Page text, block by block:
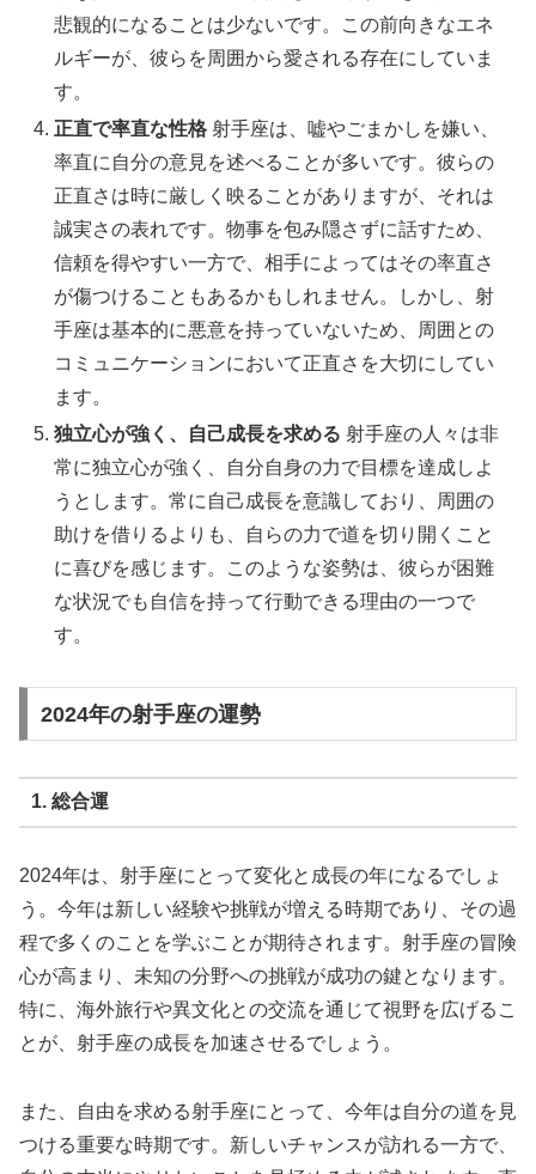
悲観的になることは少ないです。この前向きなエネ
ルギーが、彼らを周囲から愛される存在にしていま
す。
正直で率直な性格 射手座は、嘘やごまかしを嫌い、
率直に自分の意見を述べることが多いです。彼らの
正直さは時に厳しく映ることがありますが、それは
誠実さの表れです。物事を包み隠さずに話すため、
信頼を得やすい一方で、相手によってはその率直さ
が傷つけることもあるかもしれません。しかし、射
手座は基本的に悪意を持っていないため、周囲との
コミュニケーションにおいて正直さを大切にしてい
ます。
独立心が強く、自己成長を求める 射手座の人々は非
常に独立心が強く、自分自身の力で目標を達成しよ
うとします。常に自己成長を意識しており、周囲の
助けを借りるよりも、自らの力で道を切り開くこと
に喜びを感じます。このような姿勢は、彼らが困難
な状況でも自信を持って行動できる理由の一つで
す。
2024年の射手座の運勢
1. 総合運
2024年は、射手座にとって変化と成長の年になるでしょ
う。今年は新しい経験や挑戦が増える時期であり、その過
程で多くのことを学ぶことが期待されます。射手座の冒険
心が高まり、未知の分野への挑戦が成功の鍵となります。
特に、海外旅行や異文化との交流を通じて視野を広げるこ
とが、射手座の成長を加速させるでしょう。
また、自由を求める射手座にとって、今年は自分の道を見
つける重要な時期です。新しいチャンスが訪れる一方で、